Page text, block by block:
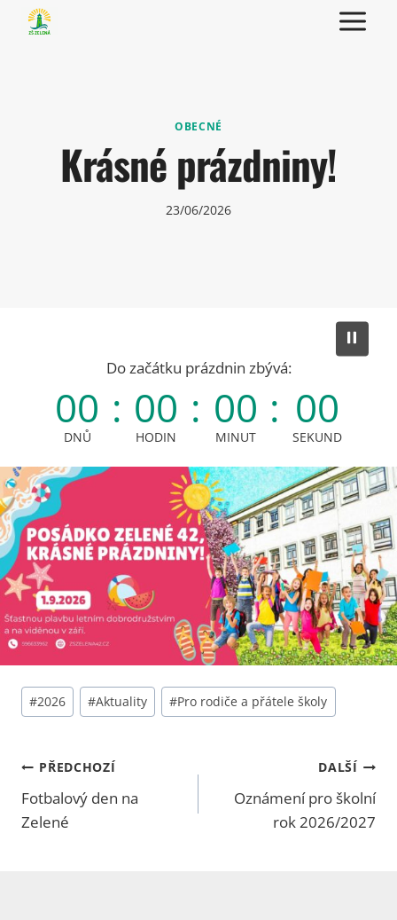
Přeskočit
OBECNÉ
Krásné prázdniny!
23/06/2026
Do začátku prázdnin zbývá:
00
DNŮ
: 00
HODIN
: 00
MINUT
: 00
SEKUND
Štítky
příspěvků:
#2026 #Aktuality #Pro rodiče a přátele školy
Navigace
pro
příspěvek
PŘEDCHOZÍ
Fotbalový den na
Zelené
DALŠÍ
Oznámení pro školní
rok 2026/2027